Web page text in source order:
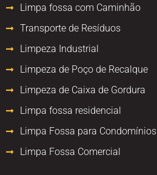
Limpa fossa com Caminhão
Transporte de Resíduos
Limpeza Industrial
Limpeza de Poço de Recalque
Limpeza de Caixa de Gordura
Limpa fossa residencial
Limpa Fossa para Condomínios
Limpa Fossa Comercial